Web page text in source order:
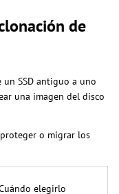
de
SSD antiguo a uno
una imagen del disco
o migrar los
elegirlo